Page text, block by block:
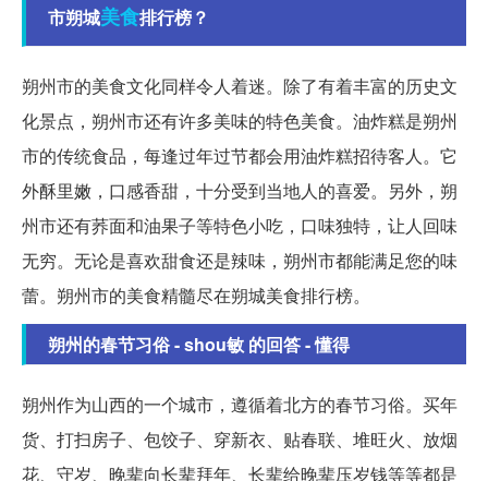
市朔城美食排行榜？
朔州市的美食文化同样令人着迷。除了有着丰富的历史文
化景点，朔州市还有许多美味的特色美食。油炸糕是朔州
市的传统食品，每逢过年过节都会用油炸糕招待客人。它
外酥里嫩，口感香甜，十分受到当地人的喜爱。另外，朔
州市还有荞面和油果子等特色小吃，口味独特，让人回味
无穷。无论是喜欢甜食还是辣味，朔州市都能满足您的味
蕾。朔州市的美食精髓尽在朔城美食排行榜。
朔州的春节习俗 - shou敏 的回答 - 懂得
朔州作为山西的一个城市，遵循着北方的春节习俗。买年
货、打扫房子、包饺子、穿新衣、贴春联、堆旺火、放烟
花、守岁、晚辈向长辈拜年、长辈给晚辈压岁钱等等都是